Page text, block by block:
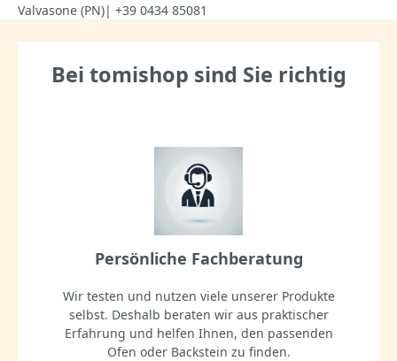
Valvasone (PN)| +39 0434 85081
Bei tomishop sind Sie richtig
Persönliche Fachberatung
Wir testen und nutzen viele unserer Produkte
selbst. Deshalb beraten wir aus praktischer
Erfahrung und helfen Ihnen, den passenden
Ofen oder Backstein zu finden.